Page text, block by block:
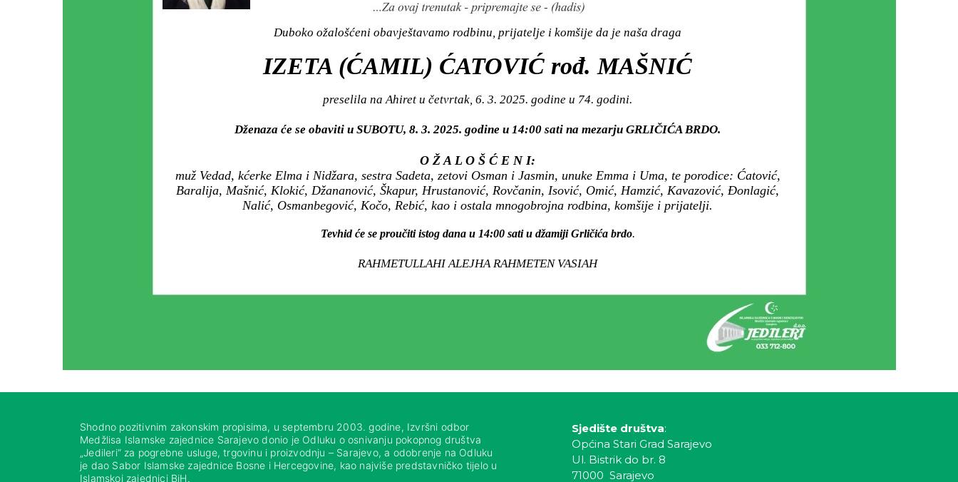
Duboko ožalošćeni obavještavamo rodbinu, prijatelje i komšije da je naša draga
IZETA (ĆAMIL) ĆATOVIĆ rođ. MAŠNIĆ
preselila na Ahiret u četvrtak, 6. 3. 2025. godine u 74. godini.
Dženaza će se obaviti u SUBOTU, 8. 3. 2025. godine u 14:00 sati na mezarju GRLIČIĆA BRDO.
O Ž A L O Š Ć E N I:
muž Vedad, kćerke Elma i Nidžara, sestra Sadeta, zetovi Osman i Jasmin, unuke Emma i Uma, te porodice: Ćatović,
Baralija, Mašnić, Klokić, Džananović, Škapur, Hrustanović, Rovčanin, Isović, Omić, Hamzić, Kavazović, Đonlagić,
Nalić, Osmanbegović, Kočo, Rebić, kao i ostala mnogobrojna rodbina, komšije i prijatelji.
Tevhid će se proučiti istog dana u 14:00 sati u džamiji Grličića brdo.
RAHMETULLAHI ALEJHA RAHMETEN VASIAH
Shodno pozitivnim zakonskim propisima, u septembru 2003. godine, Izvršni odbor
Medžlisa Islamske zajednice Sarajevo donio je Odluku o osnivanju pokopnog društva
„Jedileri“ za pogrebne usluge, trgovinu i proizvodnju – Sarajevo, a odobrenje na Odluku
je dao Sabor Islamske zajednice Bosne i Hercegovine, kao najviše predstavničko tijelo u
Islamskoj zajednici BiH.
Sjedište društva:
Općina Stari Grad Sarajevo
Ul. Bistrik do br. 8
71000 Sarajevo